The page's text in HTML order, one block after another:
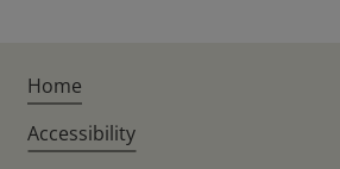
Home
Accessibility